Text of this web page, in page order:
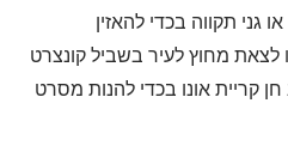
גני תקווה בכדי להאזין
לצאת מחוץ לעיר בשביל קונצרט
קריית אונו בכדי להנות מסרט